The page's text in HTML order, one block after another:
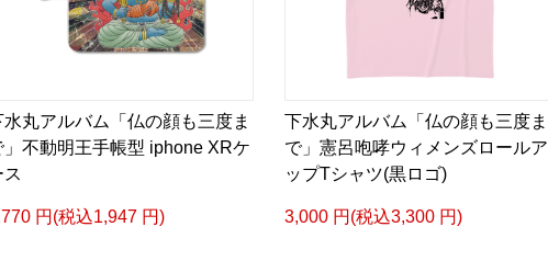
水丸アルバム「仏の顔も三度ま
」不動明王手帳型 iphone XRケ
ス
円(税込1,947 円)
下水丸アルバム「仏の顔も三度ま
で」憲呂咆哮ウィメンズロールア
ップTシャツ(黒ロゴ)
3,000 円(税込3,300 円)